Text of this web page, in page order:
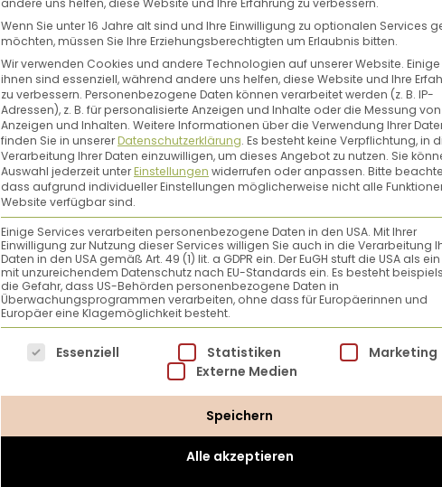
Wenn Sie unter 16 Jahre alt sind und Ihre Einwilligung zu optionalen Services
möchten, müssen Sie Ihre Erziehungsberechtigten um Erlaubnis bitten.
Wir verwenden Cookies und andere Technologien auf unserer Website.
ihnen sind essenziell, während andere uns helfen, diese Website und Ihre
zu verbessern. Personenbezogene Daten können verarbeitet werden (z. B. IP-
Adressen), z. B. für personalisierte Anzeigen und Inhalte oder die Messung von
Anzeigen und Inhalten. Weitere Informationen über die Verwendung Ihrer
finden Sie in unsererDatenschutzerklärung. Es besteht keine Verpflichtung, in
Verarbeitung Ihrer Daten einzuwilligen, um dieses Angebot zu nutzen. Sie
Auswahl jederzeit unterEinstellungen widerrufen oder anpassen. Bitte
dass aufgrund individueller Einstellungen möglicherweise nicht alle
Website verfügbar sind.
Einige Services verarbeiten personenbezogene Daten in den USA. Mit Ihrer
Einwilligung zur Nutzung dieser Services willigen Sie auch in die Verarbeitung
Daten in den USA gemäß Art. 49 (1) lit. a GDPR ein. Der EuGH stuft die USA als
mit unzureichendem Datenschutz nach EU-Standards ein. Es besteht
die Gefahr, dass US-Behörden personenbezogene Daten in
Überwachungsprogrammen verarbeiten, ohne dass für Europäerinnen und
Europäer eine Klagemöglichkeit besteht.
Es folgt eine Liste der Service-Gruppen, für die eine
Essenziell Statistiken
Marketing
Externe Medien
Speichern
Alle akzeptieren